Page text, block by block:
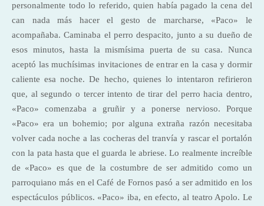
personalmente todo lo referido, quien había pagado la cena del
can nada más hacer el gesto de marcharse, «Paco» le
acompañaba. Caminaba el perro despacito, junto a su dueño de
esos minutos, hasta la mismísima puerta de su casa. Nunca
aceptó las muchísimas invitaciones de entrar en la casa y dormir
caliente esa noche. De hecho, quienes lo intentaron refirieron
que, al segundo o tercer intento de tirar del perro hacia dentro,
«Paco» comenzaba a gruñir y a ponerse nervioso. Porque
«Paco» era un bohemio; por alguna extraña razón necesitaba
volver cada noche a las cocheras del tranvía y rascar el portalón
con la pata hasta que el guarda le abriese. Lo realmente increíble
de «Paco» es que de la costumbre de ser admitido como un
parroquiano más en el Café de Fornos pasó a ser admitido en los
espectáculos públicos. «Paco» iba, en efecto, al teatro Apolo. Le